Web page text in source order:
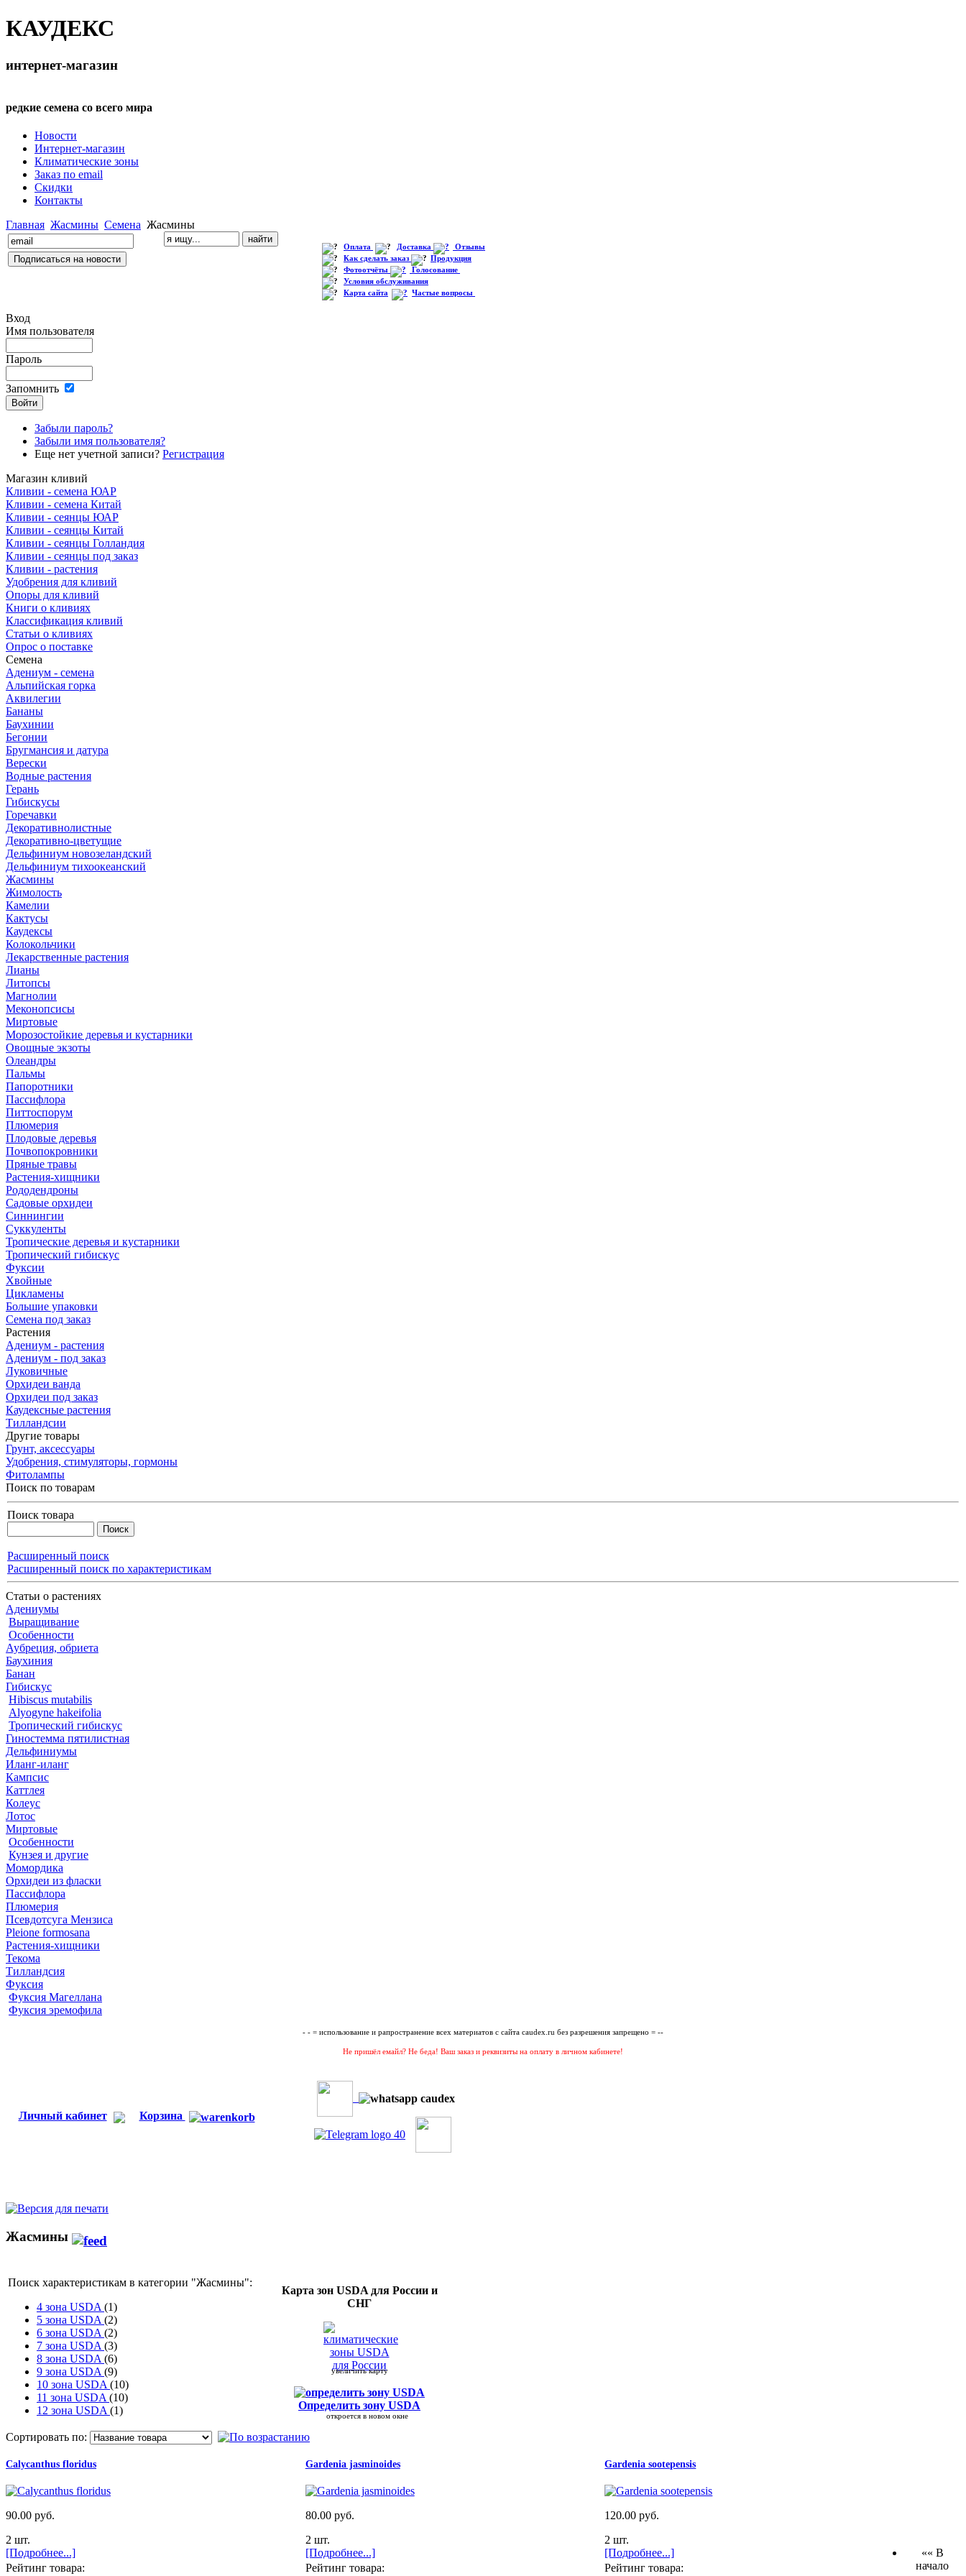
КАУДЕКС
интернет-магазин
редкие семена со всего мира
Новости
Интернет-магазин
Климатические зоны
Заказ по email
Скидки
Контакты
Главная Жасмины Семена Жасмины
Оплата Доставка
Отзывы
Как сделать заказ
Продукция
Фотоотчёты
Голосование
Условия обслуживания
Карта сайта
Частые вопросы
Вход
Имя пользователя
Пароль
Запомнить
Забыли пароль?
Забыли имя пользователя?
Еще нет учетной записи? Регистрация
Магазин кливий
Кливии - семена ЮАР
Кливии - семена Китай
Кливии - сеянцы ЮАР
Кливии - сеянцы Китай
Кливии - сеянцы Голландия
Кливии - сеянцы под заказ
Кливии - растения
Удобрения для кливий
Опоры для кливий
Книги о кливиях
Классификация кливий
Статьи о кливиях
Опрос о поставке
Семена
Адениум - семена
Альпийская горка
Аквилегии
Бананы
Баухинии
Бегонии
Бругмансия и датура
Верески
Водные растения
Герань
Гибискусы
Горечавки
Декоративнолистные
Декоративно-цветущие
Дельфиниум новозеландский
Дельфиниум тихоокеанский
Жасмины
Жимолость
Камелии
Кактусы
Каудексы
Колокольчики
Лекарственные растения
Лианы
Литопсы
Магнолии
Меконопсисы
Миртовые
Морозостойкие деревья и кустарники
Овощные экзоты
Олеандры
Пальмы
Папоротники
Пассифлора
Питтоспорум
Плюмерия
Плодовые деревья
Почвопокровники
Пряные травы
Растения-хищники
Рододендроны
Садовые орхидеи
Синнингии
Суккуленты
Тропические деревья и кустарники
Тропический гибискус
Фуксии
Хвойные
Цикламены
Большие упаковки
Семена под заказ
Растения
Адениум - растения
Адениум - под заказ
Луковичные
Орхидеи ванда
Орхидеи под заказ
Каудексные растения
Тилландсии
Другие товары
Грунт, аксессуары
Удобрения, стимуляторы, гормоны
Фитолампы
Поиск по товарам
Поиск товара
Расширенный поиск
Расширенный поиск по характеристикам
Статьи о растениях
Адениумы
Выращивание
Особенности
Аубреция, обриета
Баухиния
Банан
Гибискус
Hibiscus mutabilis
Alyogyne hakeifolia
Тропический гибискус
Гиностемма пятилистная
Дельфиниумы
Иланг-иланг
Кампсис
Каттлея
Колеус
Лотос
Миртовые
Особенности
Кунзея и другие
Момордика
Орхидеи из фласки
Пассифлора
Плюмерия
Псевдотсуга Мензиса
Pleione formosana
Растения-хищники
Текома
Тилландсия
Фуксия
Фуксия Магеллана
Фуксия эремофила
- - = использование и рапространение всех материатов с сайта caudex.ru без разрешения запрещено = --
Не пришёл емайл? Не беда! Ваш заказ и реквизиты на оплату в личном кабинете!
Личный кабинет Корзина
Жасмины
Поиск характеристикам в категории "Жасмины":
4 зона USDA (1)
5 зона USDA (2)
6 зона USDA (2)
7 зона USDA (3)
8 зона USDA (6)
9 зона USDA (9)
10 зона USDA (10)
11 зона USDA (10)
12 зона USDA (1)
Карта зон USDAдля России и
СНГ
увеличить карту
Определить зону USDA
откроется в новом окне
Сортировать по:
Calycanthus floridus
90.00 руб.
2 шт.
[Подробнее...]
Рейтинг товара:
Gardenia jasminoides
80.00 руб.
2 шт.
[Подробнее...]
Рейтинг товара:
Gardenia sootepensis
120.00 руб.
2 шт.
[Подробнее...]
Рейтинг товара:
«« В
начало